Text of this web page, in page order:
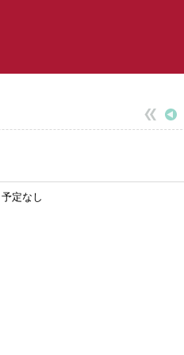
予定なし